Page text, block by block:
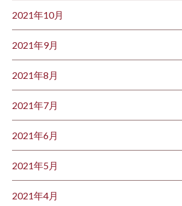
2021年10月
2021年9月
2021年8月
2021年7月
2021年6月
2021年5月
2021年4月